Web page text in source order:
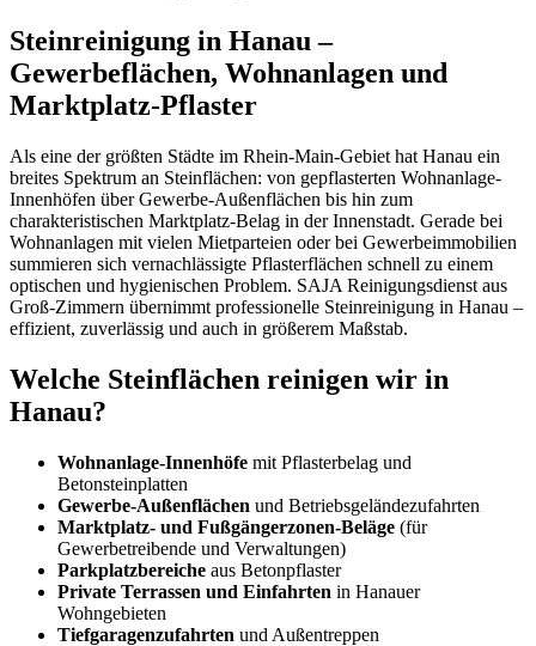
Steinreinigung in Hanau –
Gewerbeflächen, Wohnanlagen und
Marktplatz-Pflaster
Als eine der größten Städte im Rhein-Main-Gebiet hat Hanau ein
breites Spektrum an Steinflächen: von gepflasterten Wohnanlage-
Innenhöfen über Gewerbe-Außenflächen bis hin zum
charakteristischen Marktplatz-Belag in der Innenstadt. Gerade bei
Wohnanlagen mit vielen Mietparteien oder bei Gewerbeimmobilien
summieren sich vernachlässigte Pflasterflächen schnell zu einem
optischen und hygienischen Problem. SAJA Reinigungsdienst aus
Groß-Zimmern übernimmt professionelle Steinreinigung in Hanau –
effizient, zuverlässig und auch in größerem Maßstab.
Welche Steinflächen reinigen wir in
Hanau?
Wohnanlage-Innenhöfe mit Pflasterbelag und
Betonsteinplatten
Gewerbe-Außenflächen und Betriebsgeländezufahrten
Marktplatz- und Fußgängerzonen-Beläge (für
Gewerbetreibende und Verwaltungen)
Parkplatzbereiche aus Betonpflaster
Private Terrassen und Einfahrten in Hanauer
Wohngebieten
Tiefgaragenzufahrten und Außentreppen